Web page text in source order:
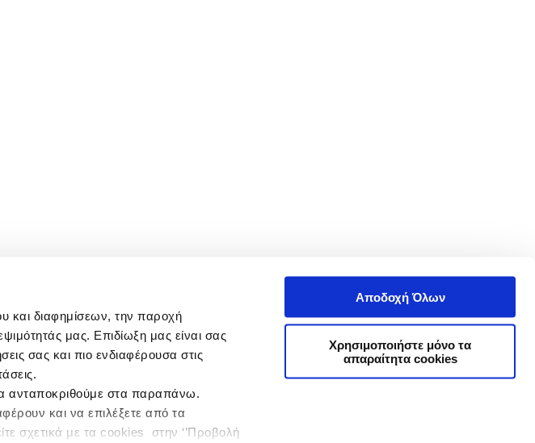
και διαφημίσεων, την παροχή
μας. Επιδίωξη μας είναι σας
σας και πιο ενδιαφέρουσα στις
ανταποκριθούμε στα παραπάνω.
και να επιλέξετε από τα
σχετικά με τα cookies στην ‘’Προβολή
Αποδοχή Όλων
Χρησιμοποιήστε μόνο τα
απαραίτητα cookies